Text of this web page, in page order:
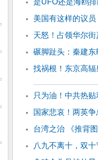
是UFO还是海鸥
美国有这样的议
天怒！占领华尔街
碾脚趾头：秦建
找祸根！东京高辐
只为油！中共热
国家悲哀！两英
台湾之治 《推背
八九不离十，双